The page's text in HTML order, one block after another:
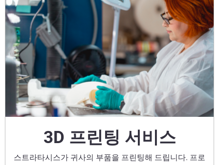
3D 프린팅 서비스
스트라타시스가 귀사의 부품을 프린팅해 드립니다. 프로